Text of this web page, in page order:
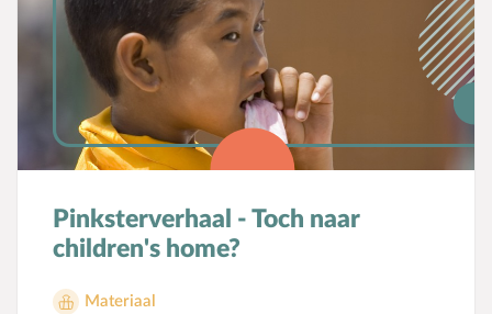
Pinksterverhaal - Toch naar
children's home?
Materiaal